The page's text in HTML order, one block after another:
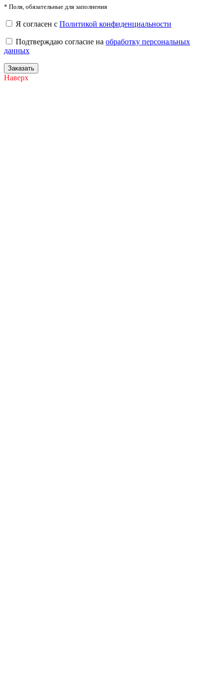
* Поля, обязательные для заполнения
Я согласен с Политикой конфиденциальности
Подтверждаю согласие на обработку персональных
данных
Заказать
Наверх